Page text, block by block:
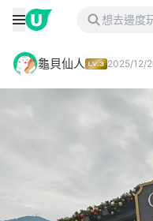
龜貝仙人 2025/12/